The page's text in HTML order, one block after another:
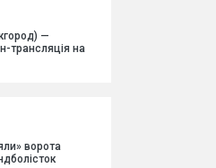
—
трансляція на
ворота